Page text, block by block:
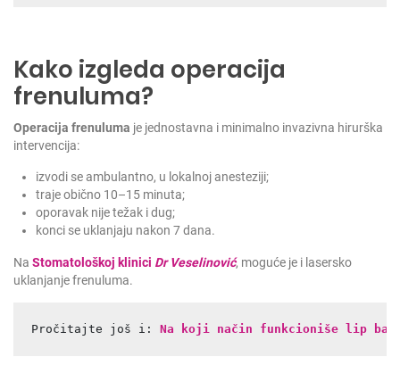
Kako izgleda operacija
frenuluma?
Operacija frenuluma je jednostavna i minimalno invazivna hirurška
intervencija:
izvodi se ambulantno, u lokalnoj anesteziji;
traje obično 10–15 minuta;
oporavak nije težak i dug;
konci se uklanjaju nakon 7 dana.
Na Stomatološkoj klinici Dr Veselinović, moguće je i lasersko
uklanjanje frenuluma.
Pročitajte još i: Na koji način funkcioniše lip